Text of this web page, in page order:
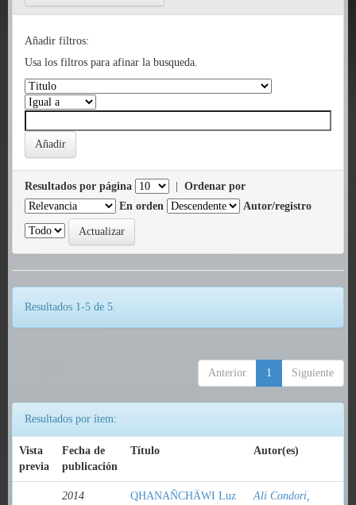
Añadir filtros:
Usa los filtros para afinar la busqueda.
Resultados por página
Ordenar por
En orden
Autor/registro
Resultados 1-5 de 5.
Anterior 1 Siguiente
Resultados por ítem:
Vista
previa
Fecha de
publicación
Título Autor(es)
2014
QHANAÑCHÄWI Luz
Ali Condori,